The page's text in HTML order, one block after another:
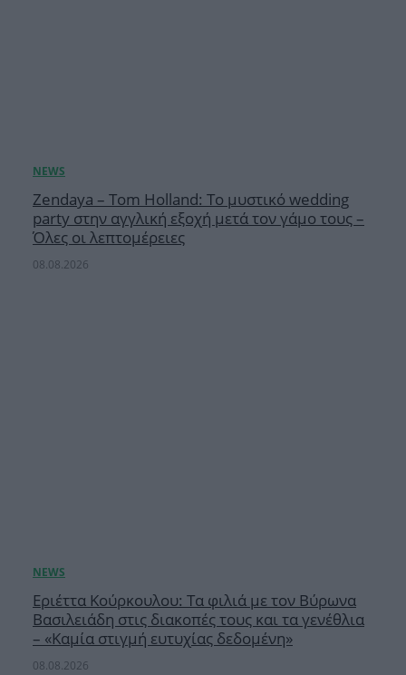
Zendaya – Tom Holland: Το μυστικό wedding
party στην αγγλική εξοχή μετά τον γάμο τους –
Όλες οι λεπτομέρειες
08.08.2026
Εριέττα Κούρκουλου: Τα φιλιά με τον Βύρωνα
Βασιλειάδη στις διακοπές τους και τα γενέθλια
– «Καμία στιγμή ευτυχίας δεδομένη»
08.08.2026